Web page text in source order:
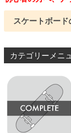
スケートボー
カテゴリーメニ